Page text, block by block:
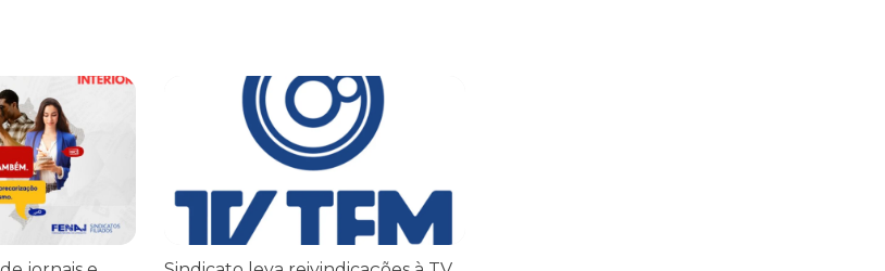
finge praticar diplomacia, Israel intensifica assassinatos
e revistas do interiorSindicato leva reivindicações à TV TEM, denunciada de cometer irregularidades